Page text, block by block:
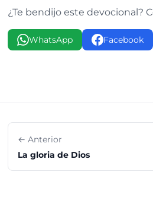
¿Te bendijo este devocional?
WhatsApp Facebook
← Anterior
La gloria de Dios